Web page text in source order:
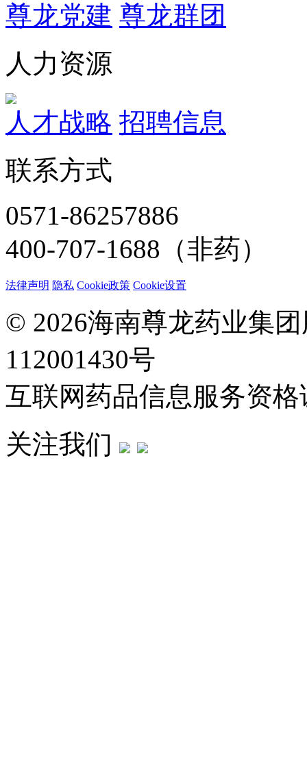
尊龙党建 尊龙群团
人力资源
人才战略 招聘信息
联系方式
0571-86257886
400-707-1688（非药）
法律声明 隐私 Cookie政策 Cookie设置
© 2026海南尊龙药业集
112001430号
互联网药品信息服务资
关注我们